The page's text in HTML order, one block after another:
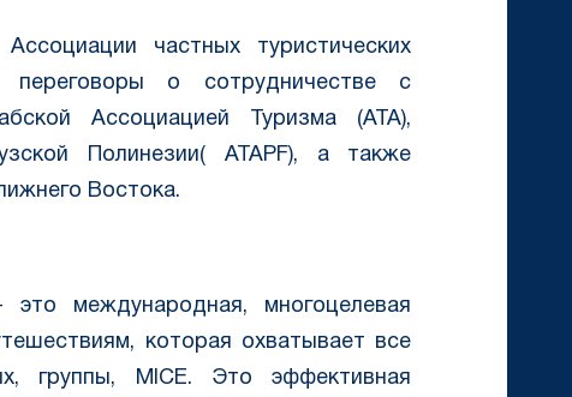
частных туристических
переговоры о сотрудничестве с
Ассоциацией Туризма (ATA),
Полинезии( ATAPF), а также
Востока.
международная, многоцелевая
которая охватывает все
группы, MICE. Это эффективная